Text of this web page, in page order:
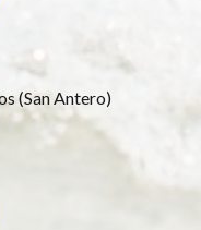
(San Antero)